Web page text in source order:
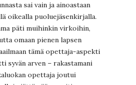
sai vain ja ainoastaan
oikealla puoluejäsenkirjalla.
päti muihinkin virkoihin,
omaan pienen lapsen
tämä opettaja-aspekti
syvän arven – rakastamani
opettaja joutui